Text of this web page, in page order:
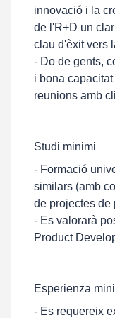
innovació i la
de l'R+D un
clau d'èxit vers
- Do de gents,
i bona
reunions amb
Studi minimi
- Formació
similars (amb
de projectes de
- Es valorarà
Product
Esperienza
- Es requereix